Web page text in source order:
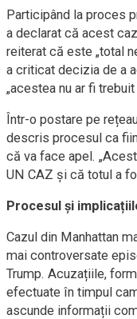
Participând la proces
a declarat că acest
reiterat că este „total
a criticat decizia de a
„acestea nu ar fi
Într-o postare pe
descris procesul ca
că va face apel.
UN CAZ și că totul a
Procesul și
Cazul din Manhattan
mai controversate
Trump. Acuzațiile,
efectuate în timpul
ascunde informații